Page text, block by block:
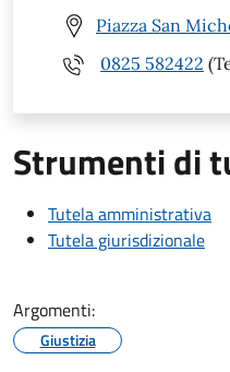
Piazza San
0825 582422
Strumenti di
Tutela amministrativa
Tutela giurisdizionale
Argomenti:
Giustizia